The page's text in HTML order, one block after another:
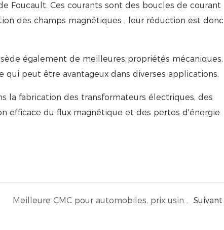
Foucault. Ces courants sont des boucles de courant
des champs magnétiques ; leur réduction est donc
également de meilleures propriétés mécaniques,
peut être avantageux dans diverses applications.
la fabrication des transformateurs électriques, des
efficace du flux magnétique et des pertes d'énergie
Meilleure CMC pour automobiles, prix usine - TRANSMART Suivant